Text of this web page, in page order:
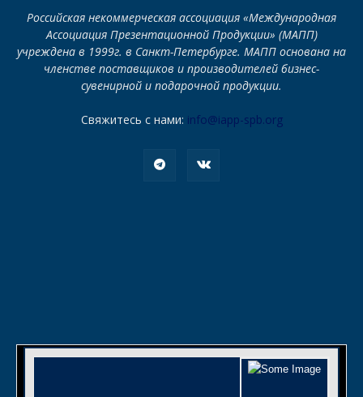
Российская некоммерческая ассоциация «Международная
Ассоциация Презентационной Продукции» (МАПП)
учреждена в 1999г. в Санкт-Петербурге. МАПП основана на
членстве поставщиков и производителей бизнес-
сувенирной и подарочной продукции.
Свяжитесь с нами: info@iapp-spb.org